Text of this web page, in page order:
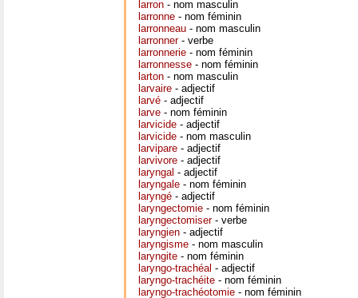
larron - nom masculin
larronne - nom féminin
larronneau - nom masculin
larronner- verbe
larronnerie - nom féminin
larronnesse - nom féminin
larton - nom masculin
larvaire - adjectif
larvé - adjectif
larve - nom féminin
larvicide - adjectif
larvicide - nom masculin
larvipare - adjectif
larvivore - adjectif
laryngal - adjectif
laryngale - nom féminin
laryngé - adjectif
laryngectomie - nom féminin
laryngectomiser- verbe
laryngien - adjectif
laryngisme - nom masculin
laryngite - nom féminin
laryngo-trachéal - adjectif
laryngo-trachéite - nom féminin
laryngo-trachéotomie - nom féminin